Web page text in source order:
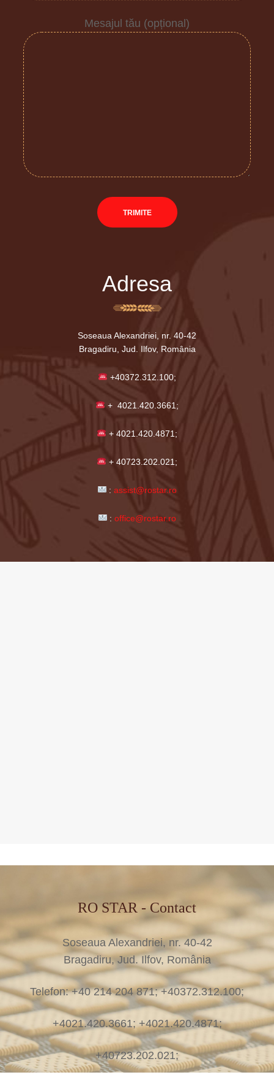
Mesajul tău (opțional)
Adresa
Soseaua Alexandriei, nr. 40-42
Bragadiru, Jud. Ilfov, România
+40372.312.100;
+ 4021.420.3661;
+ 4021.420.4871;
+ 40723.202.021;
:assist@rostar.ro
:office@rostar.ro
RO STAR - Contact
Soseaua Alexandriei, nr. 40-42
Bragadiru, Jud. Ilfov, România
Telefon: +40 214 204 871; +40372.312.100;
+4021.420.3661; +4021.420.4871;
+40723.202.021;